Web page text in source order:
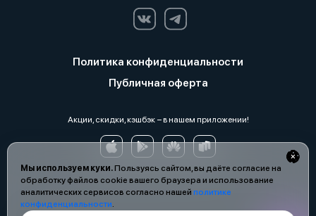
Мы используем куки.Пользуясь сайтом, вы даёте согласие на
обработку файлов cookie вашего браузера и использование
аналитических сервисов согласно нашей политике
конфиденциальности.
Политика конфиденциальности
Публичная оферта
Акции, скидки, кэшбэк − в нашем приложении!